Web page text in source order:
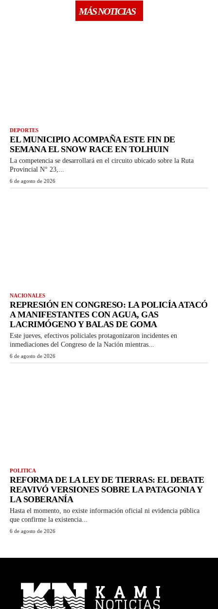
MÁS NOTICIAS
DEPORTES
EL MUNICIPIO ACOMPAÑA ESTE FIN DE
SEMANA EL SNOW RACE EN TOLHUIN
La competencia se desarrollará en el circuito ubicado sobre la Ruta
Provincial N° 23,...
6 de agosto de 2026
NACIONALES
REPRESIÓN EN CONGRESO: LA POLICÍA ATACÓ
A MANIFESTANTES CON AGUA, GAS
LACRIMÓGENO Y BALAS DE GOMA
Este jueves, efectivos policiales protagonizaron incidentes en
inmediaciones del Congreso de la Nación mientras...
6 de agosto de 2026
POLITICA
REFORMA DE LA LEY DE TIERRAS: EL DEBATE
REAVIVÓ VERSIONES SOBRE LA PATAGONIA Y
LA SOBERANÍA
Hasta el momento, no existe información oficial ni evidencia pública
que confirme la existencia...
6 de agosto de 2026